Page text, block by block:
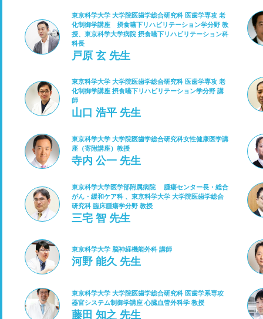
東京科学大学 大学院医歯学総合研究科 医歯学専攻 老
化制御学講座 摂食嚥下リハビリテーション学分野 教
授、東京科学大学病院 摂食嚥下リハビリテーション科
科長
戸原 玄 先生
東京科学大学 大学院医歯学総合研究科 医歯学専攻 老
化制御学講座 摂食嚥下リハビリテーション学分野 講
師
山口 浩平 先生
東京科学大学 大学院医歯学総合研究科女性健康医学講
座（寄附講座）教授
寺内 公一 先生
東京科学大学医学部附属病院 腫瘍センター長・総合
がん・緩和ケア科 、東京科学大学 大学院医歯学総合
研究科 臨床腫瘍学分野 教授
三宅 智 先生
東京科学大学 脳神経機能外科 講師
河野 能久 先生
東京科学大学 大学院医歯学総合研究科 医歯学系専攻
器官システム制御学講座 心臓血管外科学 教授
藤田 知之 先生